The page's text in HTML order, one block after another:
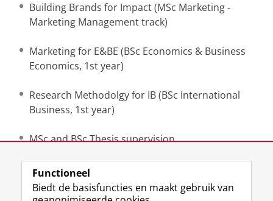
a
g
d
I
Building Brands for Impact (MSc Marketing -
Marketing Management track)
Marketing for E&BE (BSc Economics & Business
Economics, 1st year)
Research Methodolgy for IB (BSc International
Business, 1st year)
MSc and BSc Thesis supervision
Laatst gewijzigd: 26 februari 2026 11:58
Functioneel
Biedt de basisfuncties en maakt gebruik van